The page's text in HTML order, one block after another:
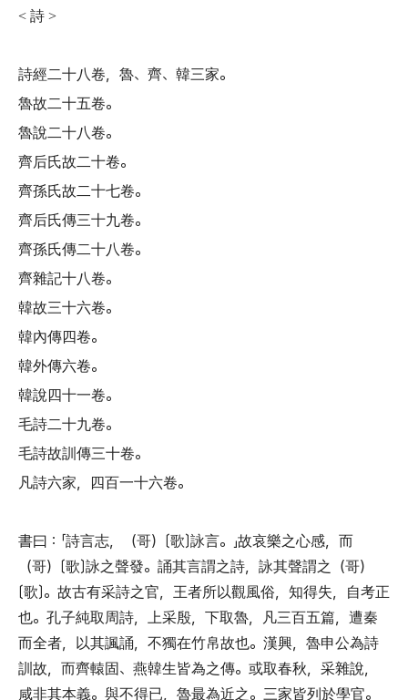
< 詩 >
詩經二十八卷， 魯、 齊、 韓三家。
魯故二十五卷。
魯說二十八卷。
齊后氏故二十卷。
齊孫氏故二十七卷。
齊后氏傳三十九卷。
齊孫氏傳二十八卷。
齊雜記十八卷。
韓故三十六卷。
韓內傳四卷。
韓外傳六卷。
韓說四十一卷。
毛詩二十九卷。
毛詩故訓傳三十卷。
凡詩六家， 四百一十六卷。
書曰 ：「詩言志，（哥）〔歌〕詠言。」故哀樂之心感， 而
（哥）〔歌〕詠之聲發。 誦其言謂之詩， 詠其聲謂之 （哥）
〔歌〕。 故古有采詩之官， 王者所以觀風俗， 知得失，
自考正
也。 孔子純取周詩， 上采殷， 下取魯， 凡三百五篇， 遭秦
而全者， 以其諷誦， 不獨在竹帛故也。 漢興， 魯申公為詩
訓故， 而齊轅固、 燕韓生皆為之傳。 或取春秋， 采雜說，
咸非其本義。 與不得已， 魯最為近之。 三家皆列於學官。